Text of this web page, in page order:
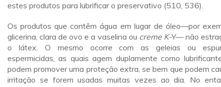
estes produtos para lubrificar o preservativo (510, 536).
Os produtos que contêm água em lugar de óleo—por
glicerina, clara de ovo e a vaselina ou creme K-Y— não
o látex. O mesmo ocorre com as geleias ou
espermicidas, as quais agem duplamente como
podem promover uma proteção extra, se bem que podem
irritação se forem usadas muitas vezes ao dia. No